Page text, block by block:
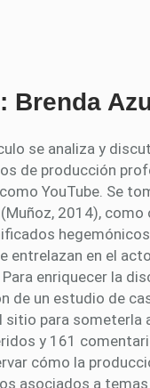
Brenda
se analiza y
de producción
YouTube. Se
2014), como
entrelazan en el
enriquecer la
de un estudio de
para someterla
y 161
cómo la
asociados a